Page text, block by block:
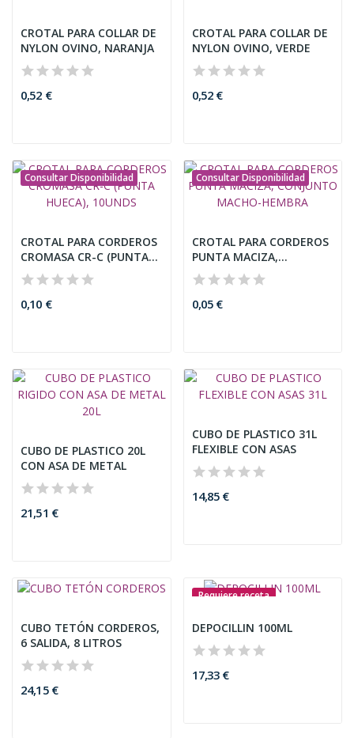
CROTAL PARA COLLAR DE
NYLON OVINO, NARANJA
0,52 €
CROTAL PARA COLLAR DE
NYLON OVINO, VERDE
0,52 €
Consultar Disponibilidad
CROTAL PARA CORDEROS
CROMASA CR-C (PUNTA...
0,10 €
Consultar Disponibilidad
CROTAL PARA CORDEROS
PUNTA MACIZA,
CONJUNTO...
0,05 €
CUBO DE PLASTICO 20L
CON ASA DE METAL
21,51 €
CUBO DE PLASTICO 31L
FLEXIBLE CON ASAS
14,85 €
CUBO TETÓN CORDEROS,
6 SALIDA, 8 LITROS
24,15 €
Requiere receta
DEPOCILLIN 100ML
17,33 €